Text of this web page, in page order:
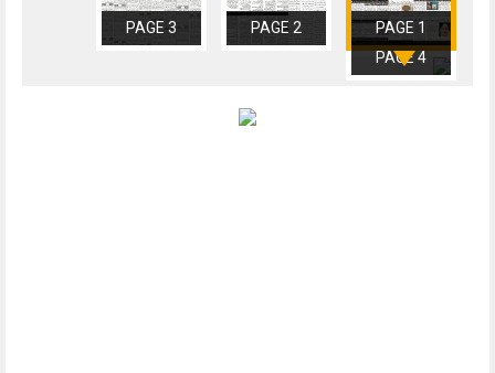
PAGE 1
PAGE 2
PAGE 3
PAGE 4